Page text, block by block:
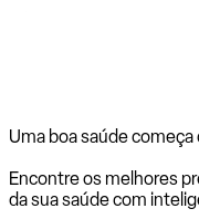
Uma boa saúde começa
Encontre os melhores
da sua saúde com